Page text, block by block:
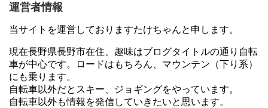
運営者情報
当サイトを運営しておりますたけちゃんと申します。
現在長野県長野市在住、趣味はブログタイトルの通り自転
車が中心です。ロードはもちろん、マウンテン（下り系）
にも乗ります。
自転車以外だとスキー、ジョギングをやっています。
自転車以外も情報を発信していきたいと思います。